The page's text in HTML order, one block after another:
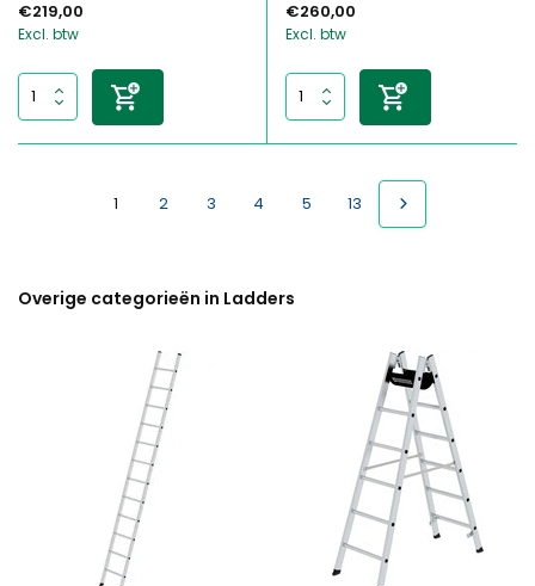
€219,00
Excl. btw
€260,00
Excl. btw
1 2 3 4 5 13
Overige categorieën in Ladders